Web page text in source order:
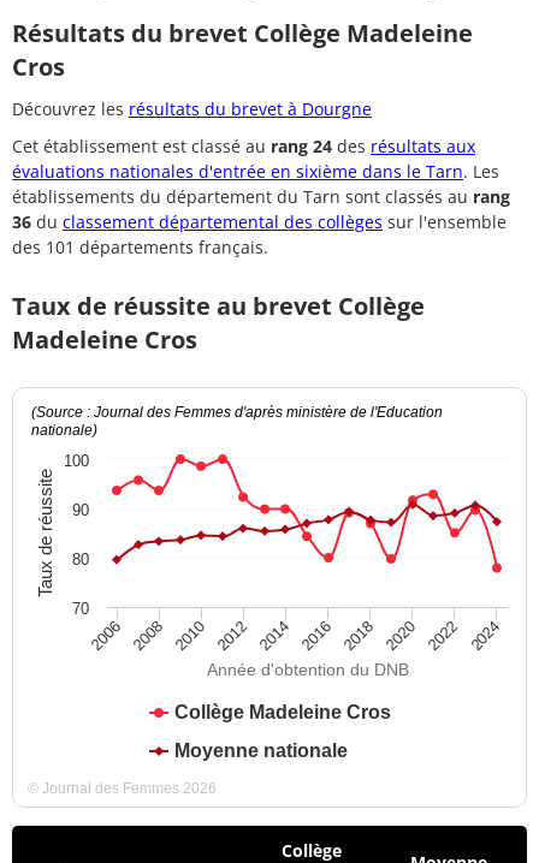
Résultats du brevet Collège Madeleine
Cros
Découvrez les résultats du brevet à Dourgne
Cet établissement est classé au rang 24 des résultats aux
évaluations nationales d'entrée en sixième dans le Tarn. Les
établissements du département du Tarn sont classés au rang
36 du classement départemental des collèges sur l'ensemble
des 101 départements français.
Taux de réussite au brevet Collège
Madeleine Cros
Année d'obtention du DNB
Taux de réussite
(Source : Journal des Femmes d'après ministère de l'Education
nationale)
Collège Madeleine Cros
Moyenne nationale
2006 2008 2010 2012 2014 2016 2018 2020 2022 2024
70
80
90
100
© Journal des Femmes 2026
Collège